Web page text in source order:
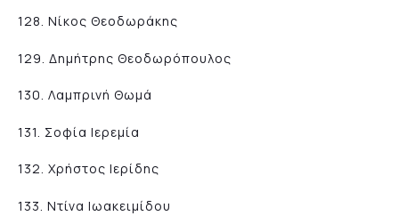
128. Νίκος Θεοδωράκης
129. Δημήτρης Θεοδωρόπουλος
130. Λαμπρινή Θωμά
131. Σοφία Ιερεμία
132. Χρήστος Ιερίδης
133. Ντίνα Ιωακειμίδου